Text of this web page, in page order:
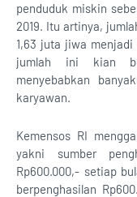
penduduk miskin
2019. Itu artinya,
1,63 juta jiwa
jumlah ini kian
menyebabkan
karyawan.
Kemensos RI
yakni sumber
Rp600.000,- setiap
berpenghasilan